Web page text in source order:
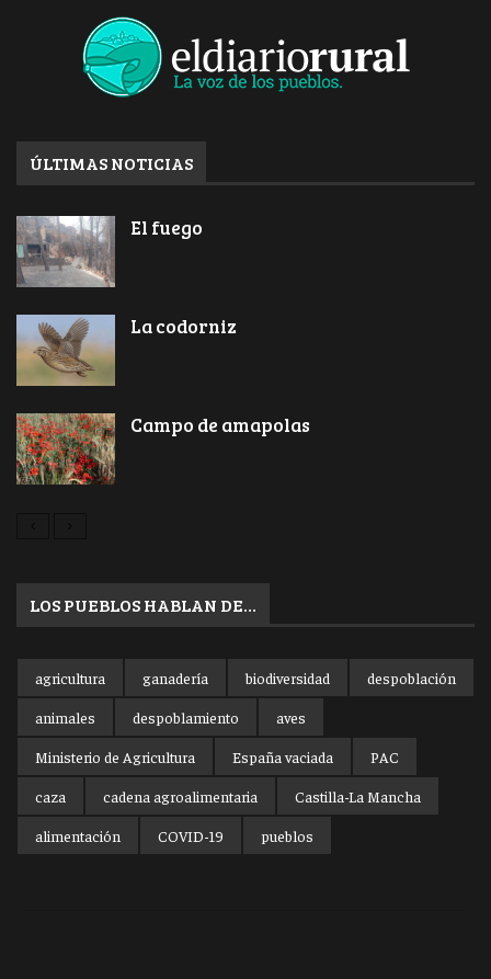
ÚLTIMAS NOTICIAS
El fuego
La codorniz
Campo de amapolas
LOS PUEBLOS HABLAN DE…
agricultura ganadería biodiversidad
despoblación
animales
despoblamiento
aves
Ministerio de Agricultura
España vaciada
PAC
caza
cadena agroalimentaria
Castilla-La Mancha
alimentación
COVID-19 pueblos